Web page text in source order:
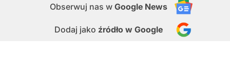
Obserwuj nas w Google News
Dodaj jako źródło w Google